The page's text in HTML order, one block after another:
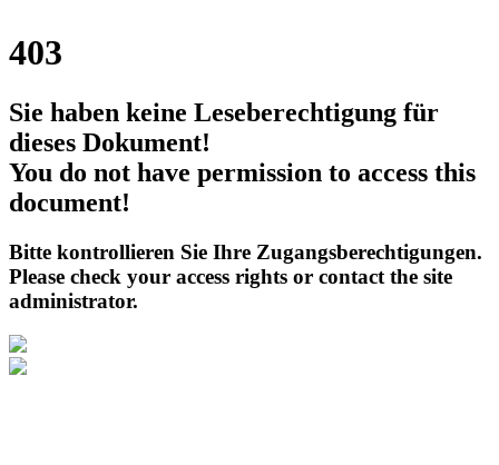
403
Sie haben keine Leseberechtigung für
dieses Dokument!
You do not have permission to access this
document!
Bitte kontrollieren Sie Ihre Zugangsberechtigungen.
Please check your access rights or contact the site
administrator.